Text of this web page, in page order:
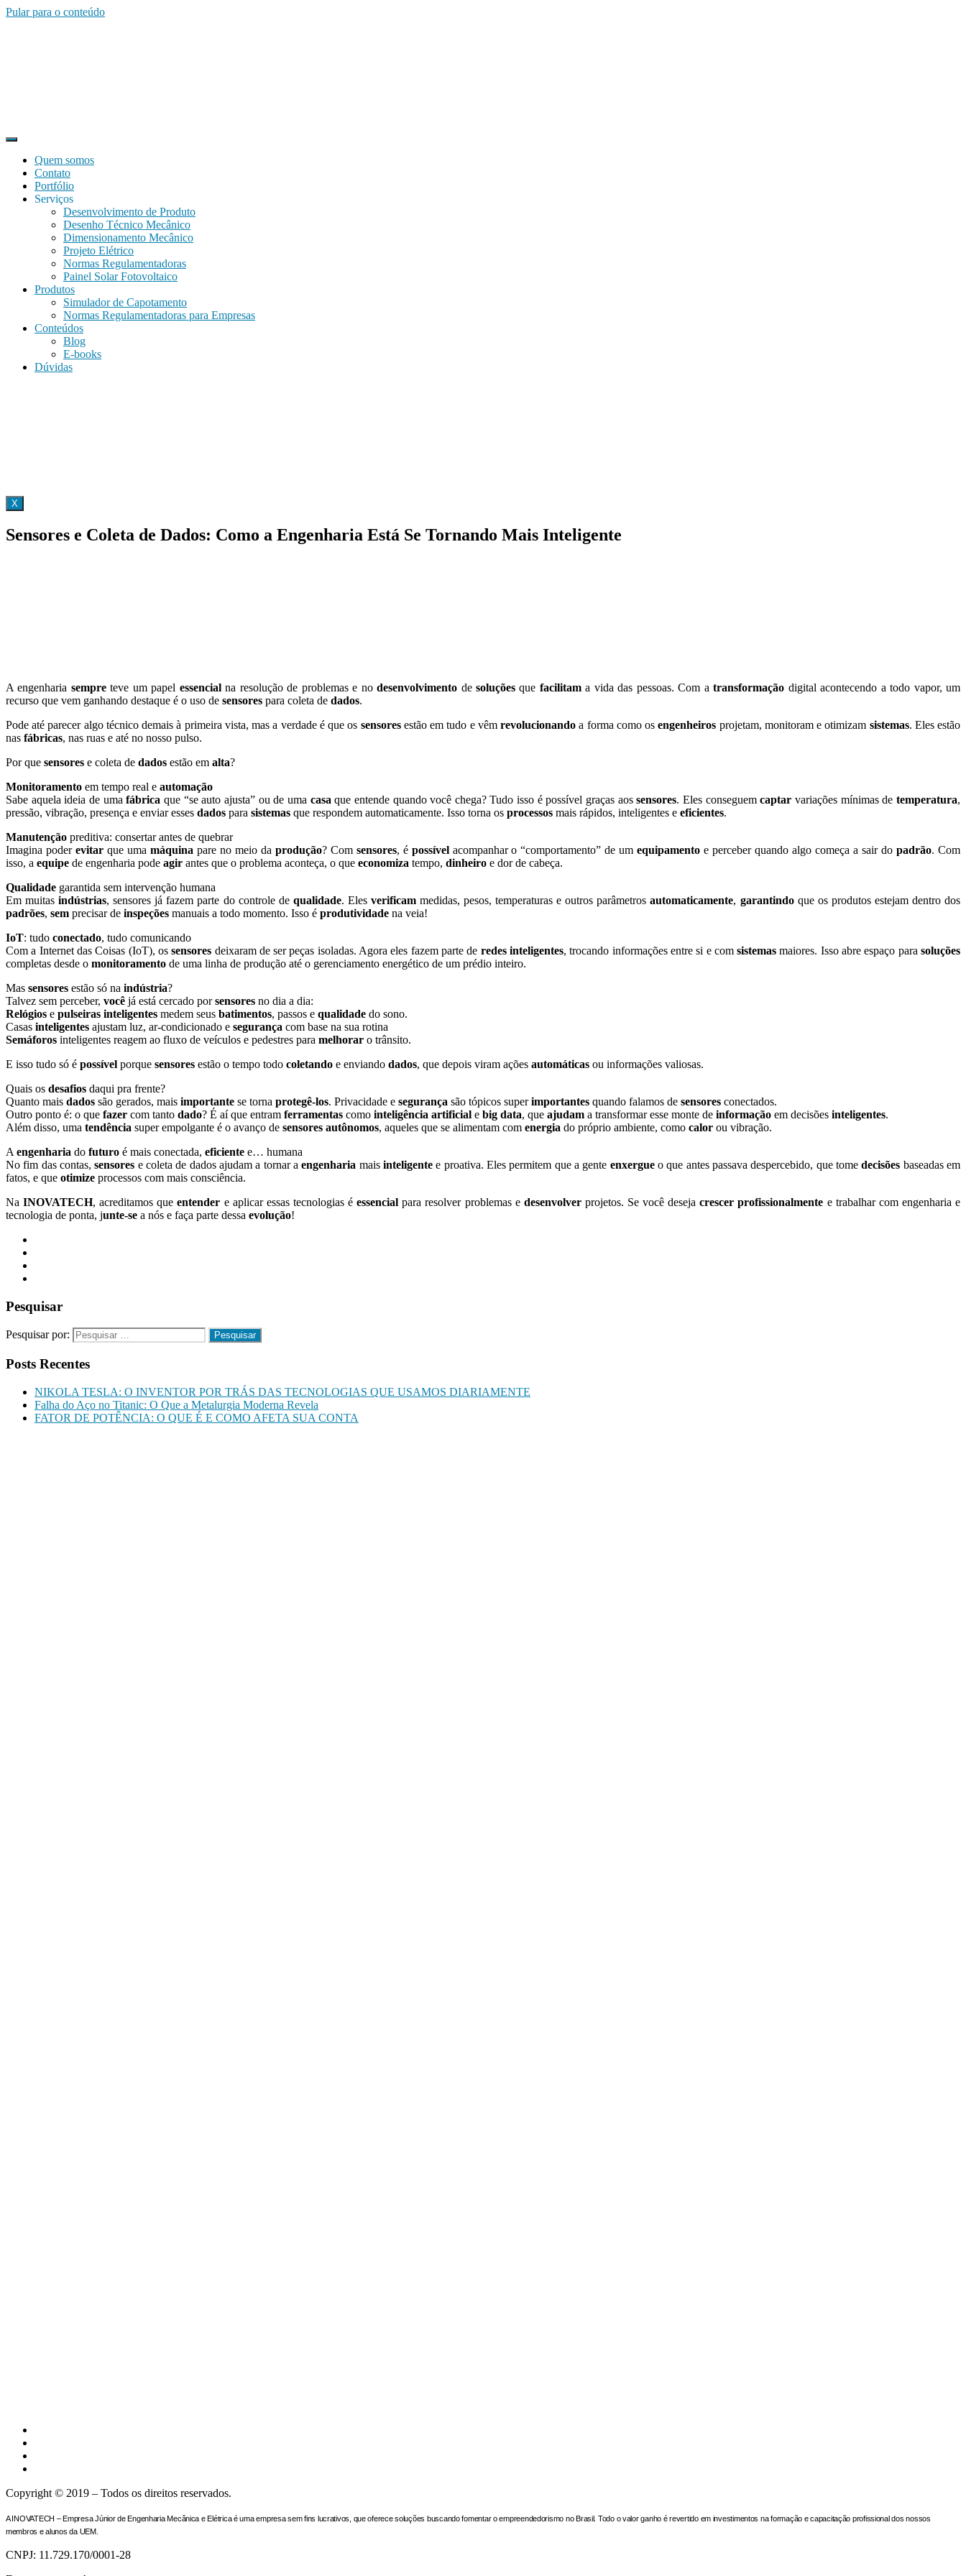
Pular para o conteúdo
Quem somos
Contato
Portfólio
Serviços
Desenvolvimento de Produto
Desenho Técnico Mecânico
Dimensionamento Mecânico
Projeto Elétrico
Normas Regulamentadoras
Painel Solar Fotovoltaico
Produtos
Simulador de Capotamento
Normas Regulamentadoras para Empresas
Conteúdos
Blog
E-books
Dúvidas
X
Sensores e Coleta de Dados: Como a Engenharia Está Se Tornando Mais Inteligente
A engenharia sempreteve um papel essencialna resolução de problemas e nodesenvolvimento desoluções que facilitama vida das pessoas. Com atransformação digital acontecendo a todo vapor, um
recurso que vem ganhando destaque é o uso de sensores para coleta de dados.
Pode até parecer algo técnico demais à primeira vista, mas a verdade é que os sensoresestão em tudo e vêmrevolucionando a forma como osengenheiros projetam, monitoram e otimizam sistemas. Eles estão
nas fábricas, nas ruas e até no nosso pulso.
Por que sensores e coleta de dados estão em alta?
Monitoramento em tempo real e automação
Sabe aquela ideia de umafábrica que “se auto ajusta” ou de uma casa que entende quando você chega? Tudo isso é possível graças aossensores. Eles conseguemcaptar variações mínimas de temperatura,
pressão, vibração, presença e enviar esses dados para sistemas que respondem automaticamente. Isso torna os processos mais rápidos, inteligentes e eficientes.
Manutenção preditiva: consertar antes de quebrar
Imagina poder evitarque uma máquina pare no meio da produção? Com sensores, é possívelacompanhar o “comportamento” de umequipamento e perceber quando algo começa a sair dopadrão. Com
isso, a equipe de engenharia pode agir antes que o problema aconteça, o que economiza tempo, dinheiro e dor de cabeça.
Qualidade garantida sem intervenção humana
Em muitasindústrias, sensores já fazem parte do controle de qualidade. Eles verificammedidas, pesos, temperaturas e outros parâmetrosautomaticamente, garantindoque os produtos estejam dentro dos
padrões, sem precisar de inspeções manuais a todo momento. Isso é produtividade na veia!
IoT: tudo conectado, tudo comunicando
Com a Internet das Coisas (IoT), ossensores deixaram de ser peças isoladas. Agora eles fazem parte de redes inteligentes, trocando informações entre si e comsistemas maiores. Isso abre espaço para soluções
completas desde o monitoramento de uma linha de produção até o gerenciamento energético de um prédio inteiro.
Mas sensores estão só na indústria?
Talvez sem perceber, você já está cercado porsensores no dia a dia:
Relógios e pulseiras inteligentes medem seus batimentos, passos e qualidade do sono.
Casas inteligentes ajustam luz, ar-condicionado e segurança com base na sua rotina
Semáforos inteligentes reagem ao fluxo de veículos e pedestres para melhorar o trânsito.
E isso tudo só é possível porque sensores estão o tempo todo coletando e enviando dados, que depois viram ações automáticas ou informações valiosas.
Quais os desafios daqui pra frente?
Quanto mais dados são gerados, mais importante se torna protegê-los. Privacidade e segurança são tópicos superimportantes quando falamos de sensores conectados.
Outro ponto é: o que fazer com tanto dado? É aí que entram ferramentas como inteligência artificial e big data, que ajudam a transformar esse monte de informação em decisões inteligentes.
Além disso, uma tendência super empolgante é o avanço de sensores autônomos, aqueles que se alimentam com energia do próprio ambiente, como calor ou vibração.
A engenharia do futuro é mais conectada, eficiente e… humana
No fim das contas,sensores e coleta de dados ajudam a tornar aengenharia maisinteligente e proativa. Eles permitem que a gente enxergueo que antes passava despercebido, que tomedecisões baseadas em
fatos, e que otimize processos com mais consciência.
NaINOVATECH, acreditamos queentender e aplicar essas tecnologias éessencial para resolver problemas e desenvolverprojetos. Se você desejacrescer profissionalmente e trabalhar com engenharia e
tecnologia de ponta, junte-se a nós e faça parte dessa evolução!
Pesquisar
Pesquisar por:
Posts Recentes
NIKOLA TESLA: O INVENTOR POR TRÁS DAS TECNOLOGIAS QUE USAMOS DIARIAMENTE
Falha do Aço no Titanic: O Que a Metalurgia Moderna Revela
FATOR DE POTÊNCIA: O QUE É E COMO AFETA SUA CONTA
Copyright © 2019 – Todos os direitos reservados.
A INOVATECH – Empresa Júnior de Engenharia Mecânica e Elétrica é uma empresa sem fins lucrativos, que oferece soluções buscando fomentar o empreendedorismo no Brasil. Todo o valor ganho é revertido em investimentos na formação e capacitação profissional dos nossos
membros e alunos da UEM.
CNPJ: 11.729.170/0001-28